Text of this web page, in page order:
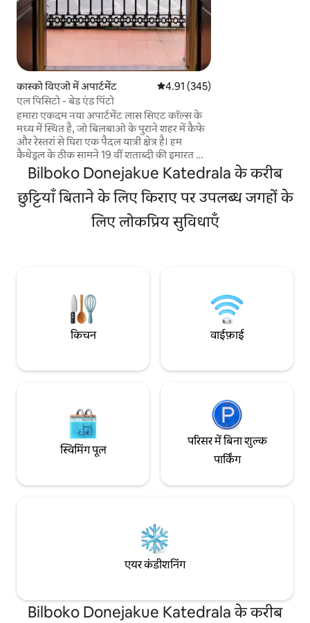
कास्को विएजो में अपार्टमेंट औसत रेटिंग 5 में से 4.91, 345 समीक्षाएँ
4.91 (345)
एल पिसिटो - बेड एंड पिंटो
हमारा एकदम नया अपार्टमेंट लास सिएट कॉल्स के
मध्य में स्थित है, जो बिलबाओ के पुराने शहर में कैफे
और रेस्तरां से घिरा एक पैदल यात्री क्षेत्र है। हम
कैथेड्रल के ठीक सामने 19 वीं शताब्दी की इमारत की
पहली मंजिल पर हैं। अपार्टमेंट को स्पेन में एक प्रसिद्ध
वास्तुकला स्टूडियो AV62 द्वारा पुनर्निर्मित किया गया
है। इसमें एक बेडरूम है लेकिन यह एक बड़े बिस्तर के
सोफे के लिए 4 लोगों तक रह सकता है, जहाँ दो लोग
बहुत आराम से सो सकते हैं। हमारा डबल बेड भी डबल
बेड में बदल सकता है, इसलिए दोस्तों के साथ आना
के साथ आ रहे हैं, तो कृपया हमें बताएँ, ताकि हम
उनकी ज़रूरत की हर चीज़ व्यवस्थित कर सकें: एक
खाट, एक हाई चेयर या खिलौने।
Bilboko Donejakue Katedrala के करीब
छुट्टियाँ बिताने के लिए किराए पर उपलब्ध जगहों के
लिए लोकप्रिय सुविधाएँ
किचन वाईफ़ाई
स्विमिंग पूल
परिसर में बिना शुल्क
पार्किंग
एयर कंडीशनिंग
Bilboko Donejakue Katedrala के करीब